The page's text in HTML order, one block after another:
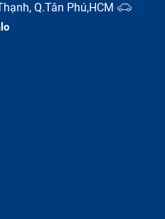
Q.Tân Phú,HCM